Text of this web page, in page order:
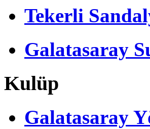
Tekerli
Galatasaray
Kulüp
Galatasaray